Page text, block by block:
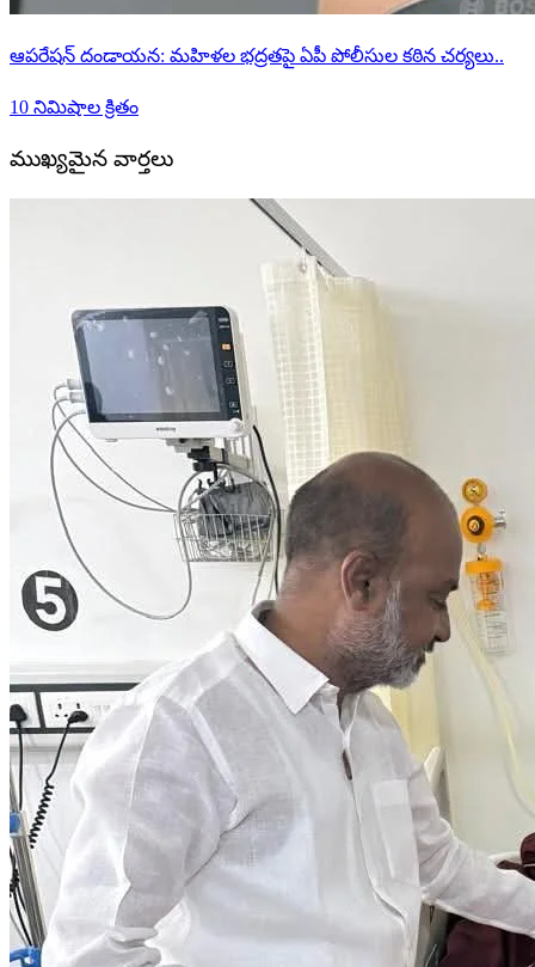
ఆపరేషన్ దండాయన: మహిళల భద్రతపై ఏపీ పోలీసుల కఠిన చర్యలు..
10 నిమిషాల క్రితం
ముఖ్యమైన వార్తలు